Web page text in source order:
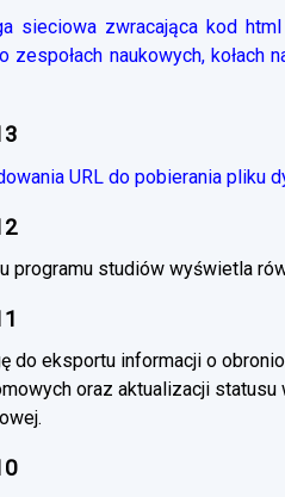
sieciowa zwracająca kod
zespołach naukowych,
URL do pobierania pliku
programu studiów wyświetla
do eksportu informacji o
oraz aktualizacji